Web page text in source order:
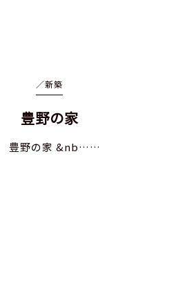
／新築
豊野の家
豊野の家 &nb……